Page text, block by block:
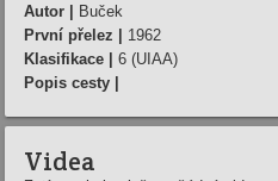
Autor |
Buček
První přelez |
1962
Klasifikace |
6 (UIAA)
Popis cesty |
Videa